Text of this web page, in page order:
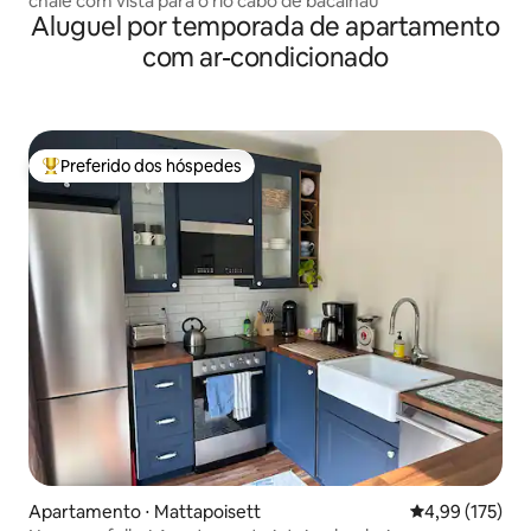
Aluguel por temporada de apartamento
com ar-condicionado
Entre os melhores preferidos dos hóspedes
Preferido dos hóspedes
Apartamento ⋅ Mattapoisett 4,99 de uma
4,99 (175)